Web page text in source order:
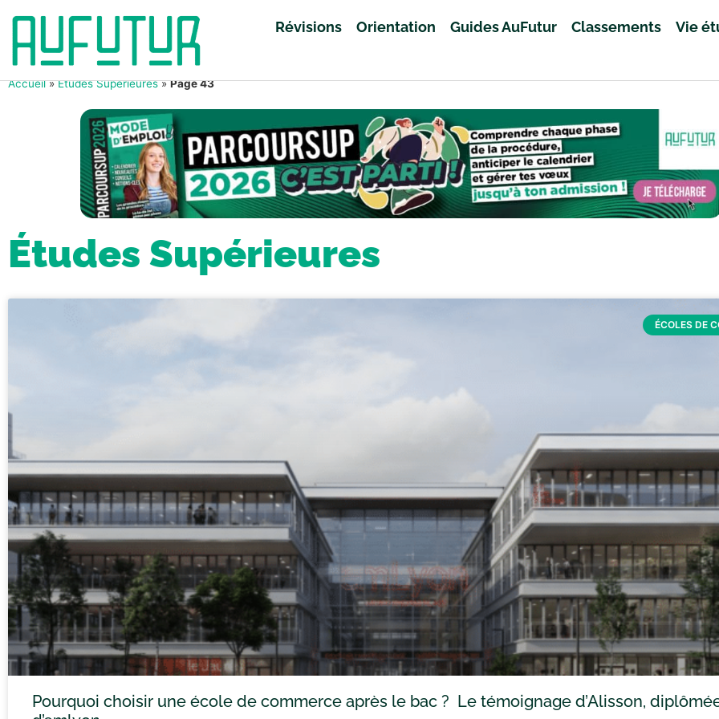
Révisions Orientation Guides AuFutur Classements Vie
Accueil»Études Supérieures»Page 43
Études Supérieures
ÉCOLES DE
Pourquoi choisir une école de commerce après le bac ? Le témoignage d’Alisson,